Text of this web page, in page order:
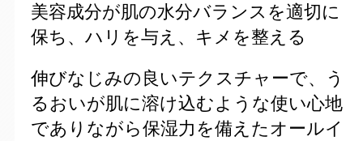
美容成分が肌の水分バランスを適切に
保ち、ハリを与え、キメを整える
伸びなじみの良いテクスチャーで、う
るおいが肌に溶け込むような使い心地
でありながら保湿力を備えたオールイ